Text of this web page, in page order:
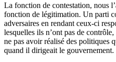
La fonction de contestation, nous
fonction de légitimation. Un parti
adversaires en rendant ceux-ci
lesquelles ils n’ont pas de
ne pas avoir réalisé des politiques
quand il dirigeait le gouvernement.